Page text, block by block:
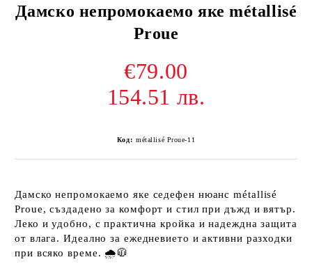
Дамско непромокаемо яке métallisé
Proue
€79.00
154.51 лв.
Код: métallisé Proue-11
Дамско непромокаемо яке седефен нюанс métallisé
Proue, създадено за комфорт и стил при дъжд и вятър.
Леко и удобно, с практична кройка и надеждна защита
от влага. Идеално за ежедневието и активни разходки
при всяко време. 🌧️🧥